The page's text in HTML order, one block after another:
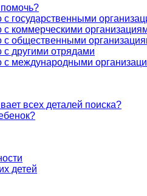
с государственными
с коммерческими
с общественными
с другими отрядами
с международными
всех деталей поиска?
детей